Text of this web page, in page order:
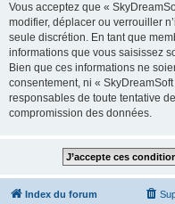
Vous acceptez que «
modifier, déplacer ou verrouiller
seule discrétion. En tant que
informations que vous saisissez
Bien que ces informations ne
consentement, ni «
responsables de toute tentative
compromission des données.
Index du forum